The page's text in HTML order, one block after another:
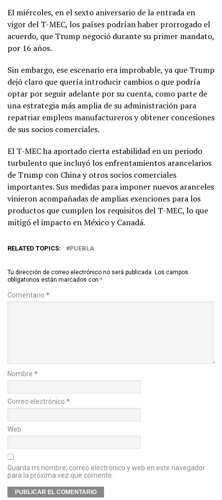
El miércoles, en el sexto aniversario de la entrada en
vigor del T-MEC, los países podrían haber prorrogado el
acuerdo, que Trump negoció durante su primer mandato,
por 16 años.
Sin embargo, ese escenario era improbable, ya que Trump
dejó claro que quería introducir cambios o que podría
optar por seguir adelante por su cuenta, como parte de
una estrategia más amplia de su administración para
repatriar empleos manufactureros y obtener concesiones
de sus socios comerciales.
El T-MEC ha aportado cierta estabilidad en un periodo
turbulento que incluyó los enfrentamientos arancelarios
de Trump con China y otros socios comerciales
importantes. Sus medidas para imponer nuevos aranceles
vinieron acompañadas de amplias exenciones para los
productos que cumplen los requisitos del T-MEC, lo que
mitigó el impacto en México y Canadá.
RELATED TOPICS: PUEBLA
Tu dirección de correo electrónico no será publicada. Los campos
obligatorios están marcados con *
Comentario *
Nombre *
Correo electrónico *
Web
Guarda mi nombre, correo electrónico y web en este navegador
para la próxima vez que comente.